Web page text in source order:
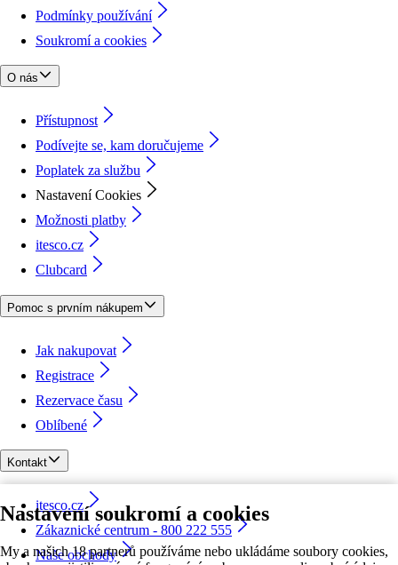
Nastavení soukromí a cookies
My a našich 18 partnerů používáme nebo ukládáme soubory cookies,
Podmínky používání
Soukromí a cookies
O nás
Přístupnost
Podívejte se, kam doručujeme
Poplatek za službu
Nastavení Cookies
Možnosti platby
itesco.cz
Clubcard
Pomoc s prvním nákupem
Jak nakupovat
Registrace
Rezervace času
Oblíbené
Kontakt
itesco.cz
Zákaznické centrum - 800 222 555
Naše obchody